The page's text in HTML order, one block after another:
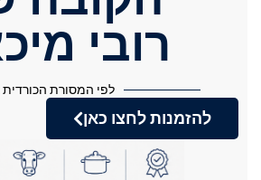
רובי
לפי המסורת הכורדית
להזמנות לחצו כאן